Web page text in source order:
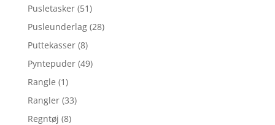
Pusletasker (51)
Pusleunderlag (28)
Puttekasser (8)
Pyntepuder (49)
Rangle (1)
Rangler (33)
Regntøj (8)